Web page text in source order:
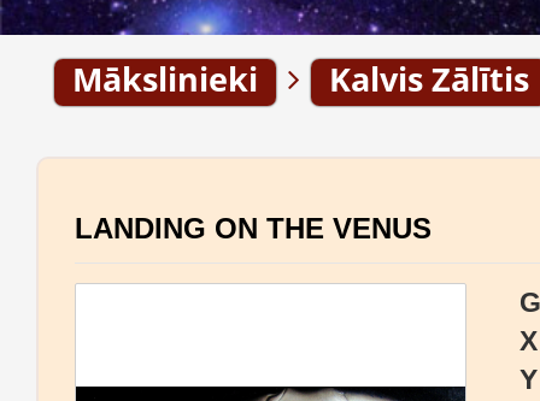
Mākslinieki Kalvis Zālītis
LANDING ON THE VENUS